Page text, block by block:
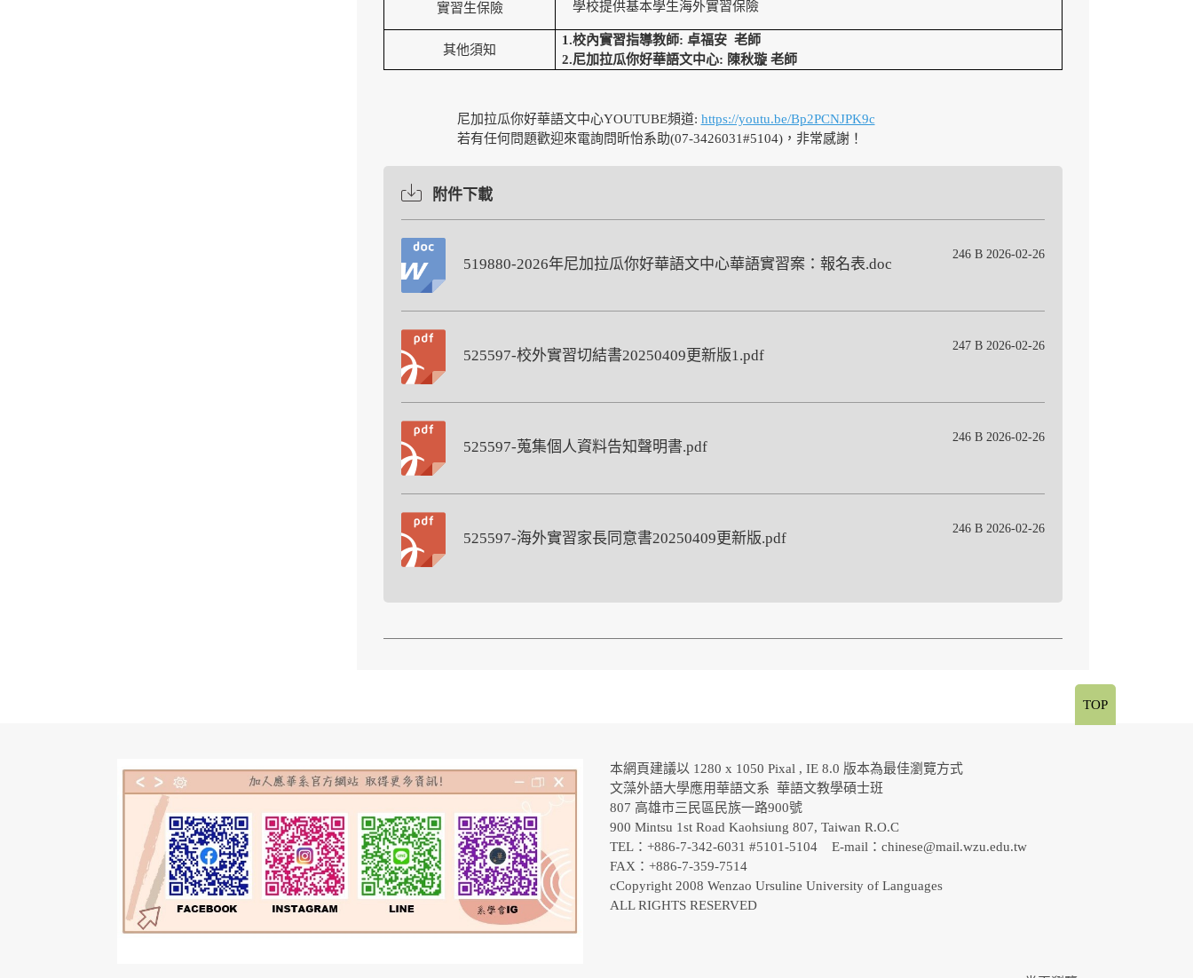
實習生保險 學校提供基本學生海外實習保險
其他須知
1.校內實習指導教師:卓福安 老師
2.尼加拉瓜你好華語文中心: 陳秋璇 老師
尼加拉瓜你好華語文中心YOUTUBE頻道: https://youtu.be/Bp2PCNJPK9c
若有任何問題歡迎來電詢問昕怡系助(07-3426031#5104)，非常感謝！
附件下載
519880-2026年尼加拉瓜你好華語文中心華語實習案：報名表.doc
246 B 2026-02-26
525597-校外實習切結書20250409更新版1.pdf
247 B 2026-02-26
525597-蒐集個人資料告知聲明書.pdf
246 B 2026-02-26
525597-海外實習家長同意書20250409更新版.pdf
246 B 2026-02-26
本網頁建議以 1280 x 1050 Pixal , IE 8.0 版本為最佳瀏覽方式
文藻外語大學應用華語文系 華語文教學碩士班
807 高雄市三民區民族一路900號
900 Mintsu 1st Road Kaohsiung 807, Taiwan R.O.C
TEL：+886-7-342-6031 #5101-5104 E-mail： chinese@mail.wzu.edu.tw
FAX：+886-7-359-7514
cCopyright 2008 Wenzao Ursuline University of Languages
ALL RIGHTS RESERVED
TOP